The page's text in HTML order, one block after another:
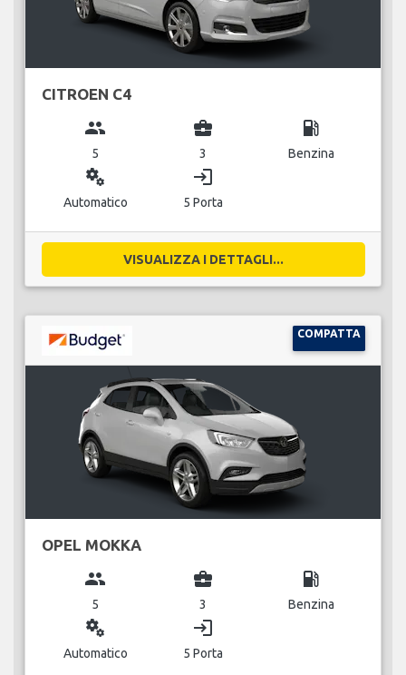
CITROEN C4
group
5
business_center
3
local_gas_station
Benzina
miscellaneous_services
Automatico
login
5 Porta
VISUALIZZA I DETTAGLI...
COMPATTA
OPEL MOKKA
group
5
business_center
3
local_gas_station
Benzina
miscellaneous_services
Automatico
login
5 Porta